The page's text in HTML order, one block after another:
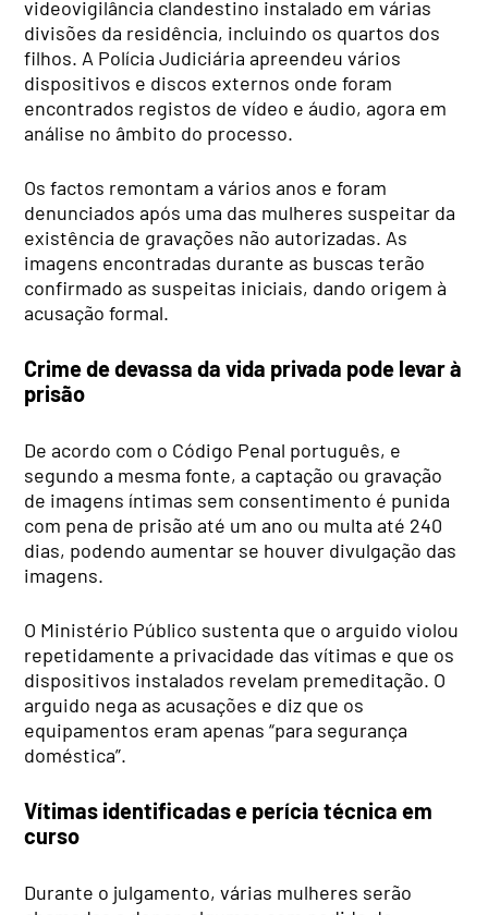
videovigilância clandestino instalado em várias
divisões da residência, incluindo os quartos dos
filhos. A Polícia Judiciária apreendeu vários
dispositivos e discos externos onde foram
encontrados registos de vídeo e áudio, agora em
análise no âmbito do processo.
Os factos remontam a vários anos e foram
denunciados após uma das mulheres suspeitar da
existência de gravações não autorizadas. As
imagens encontradas durante as buscas terão
confirmado as suspeitas iniciais, dando origem à
acusação formal.
Crime de devassa da vida privada pode levar à
prisão
De acordo com o Código Penal português, e
segundo a mesma fonte, a captação ou gravação
de imagens íntimas sem consentimento é punida
com pena de prisão até um ano ou multa até 240
dias, podendo aumentar se houver divulgação das
imagens.
O Ministério Público sustenta que o arguido violou
repetidamente a privacidade das vítimas e que os
dispositivos instalados revelam premeditação. O
arguido nega as acusações e diz que os
equipamentos eram apenas “para segurança
doméstica”.
Vítimas identificadas e perícia técnica em
curso
Durante o julgamento, várias mulheres serão